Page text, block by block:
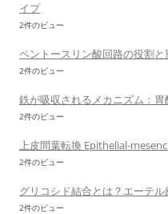
イプ
2件のビュー
ペントースリン酸回路の役割と
2件のビュー
鉄が吸収されるメカニズム：
2件のビュー
上皮間葉転換 Epithelial-
2件のビュー
グリコシド結合とは？エーテル
2件のビュー